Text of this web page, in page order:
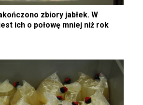
zbiory jabłek. W
ich o połowę mniej niż rok